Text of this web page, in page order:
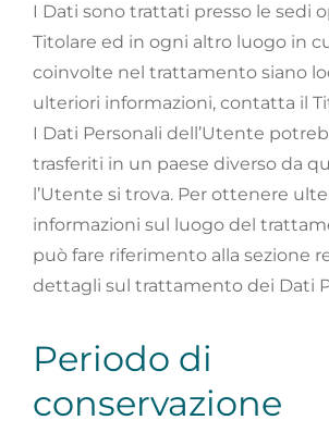
I Dati sono trattati presso le sedi
Titolare ed in ogni altro luogo in
coinvolte nel trattamento siano
ulteriori informazioni, contatta il
I Dati Personali dell’Utente
trasferiti in un paese diverso da
l’Utente si trova. Per ottenere
informazioni sul luogo del
può fare riferimento alla sezione
dettagli sul trattamento dei Dati
Periodo di
conservazione